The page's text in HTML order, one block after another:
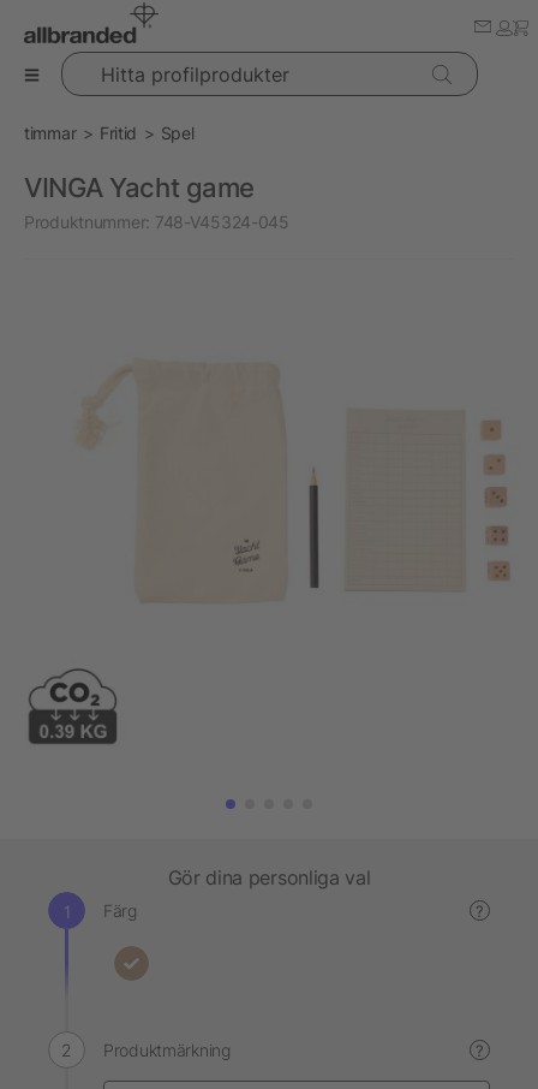
Hitta profilprodukter
timmar Fritid Spel
VINGA Yacht game
Produktnummer: 748-V45324-045
Gör dina personliga val
Färg ?
Produktmärkning ?